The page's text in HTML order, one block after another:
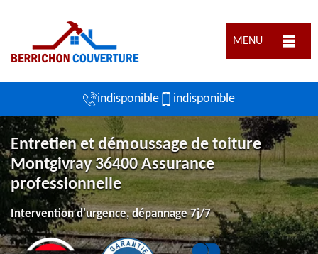
MENU
indisponible indisponible
Entretien et démoussage de toiture
Montgivray 36400 Assurance
professionnelle
Intervention d'urgence, dépannage 7j/7